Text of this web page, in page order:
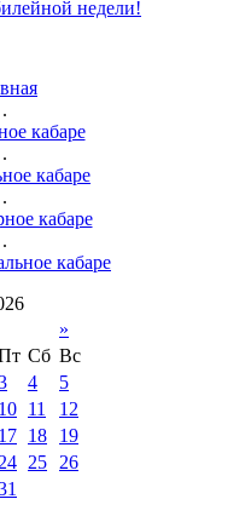
недели!
.
кабаре
.
кабаре
.
кабаре
.
кабаре
»
Сб Вс
4
5
10 11
12
17 18
19
24 25
26